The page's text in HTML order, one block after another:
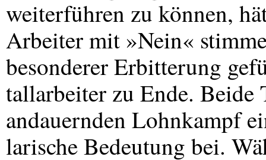
weiterführen zu können,
Arbeiter mit »Nein«
besonderer Erbitterung
tallarbeiter zu Ende. Beide
andauernden Lohnkampf
larische Bedeutung bei.